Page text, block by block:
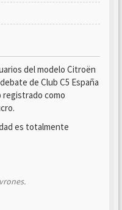
del modelo Citroën
de Club C5 España
como
es totalmente